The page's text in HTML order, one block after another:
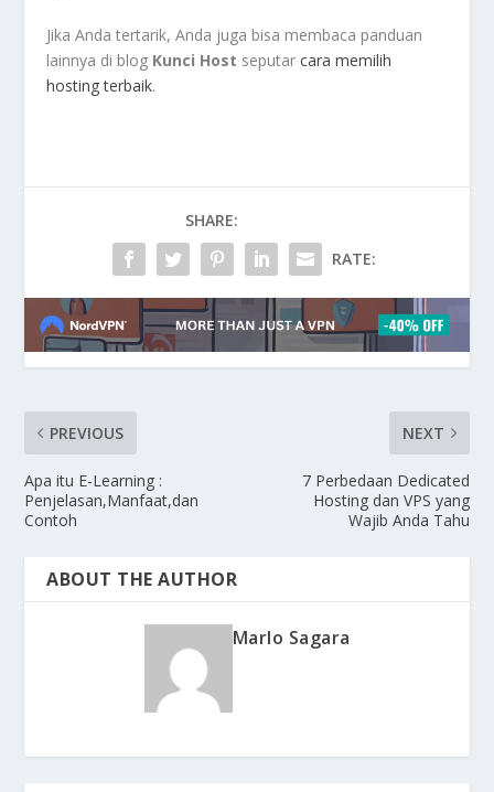
Jika Anda tertarik, Anda juga bisa membaca panduan
lainnya di blog Kunci Host seputarcara memilih
hosting terbaik.
SHARE:
RATE:
PREVIOUS
Apa itu E-Learning :
Penjelasan,Manfaat,dan
Contoh
NEXT
7 Perbedaan Dedicated
Hosting dan VPS yang
Wajib Anda Tahu
ABOUT THE AUTHOR
Marlo Sagara